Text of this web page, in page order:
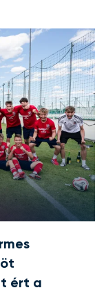
ért a